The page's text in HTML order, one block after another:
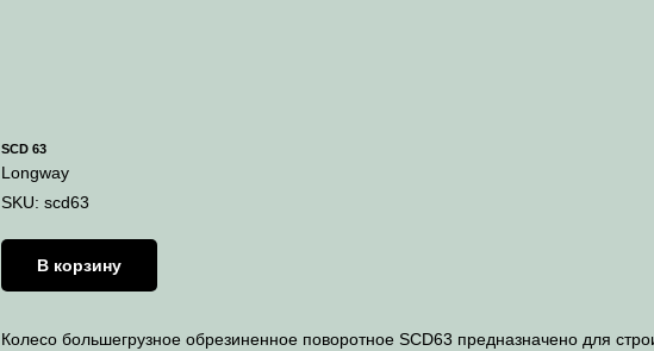
SCD 63
Longway
SKU: scd63
В корзину
Колесо большегрузное обрезиненное поворотное SCD63 предназначено для